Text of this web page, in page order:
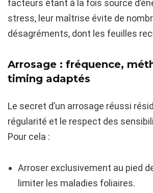
facteurs étant à la fois source
stress, leur maîtrise évite de
désagréments, dont les feuilles
Arrosage : fréquence,
timing adaptés
Le secret d’un arrosage réussi
régularité et le respect des
Pour cela :
Arroser exclusivement au pied
limiter les maladies foliaires.